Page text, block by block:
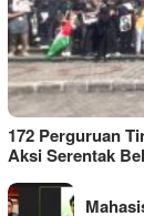
172 Perguruan
Aksi Serentak